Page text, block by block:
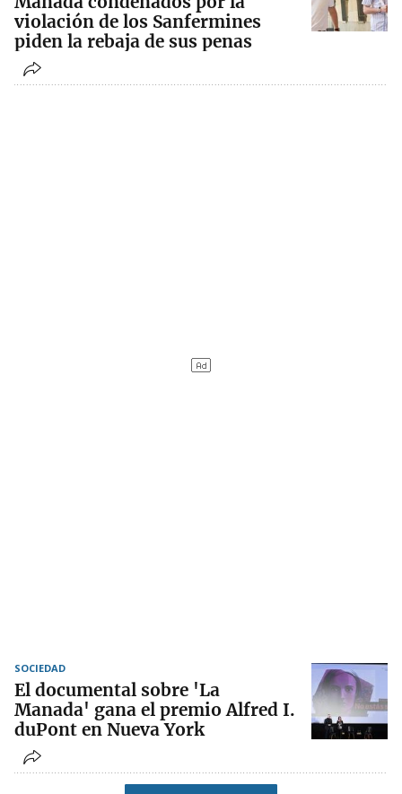
violación de los Sanfermines
piden la rebaja de sus penas
SOCIEDAD
El documental sobre 'La
Manada' gana el premio Alfred I.
duPont en Nueva York